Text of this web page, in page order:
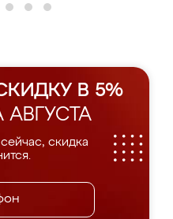
В 5%
скидка